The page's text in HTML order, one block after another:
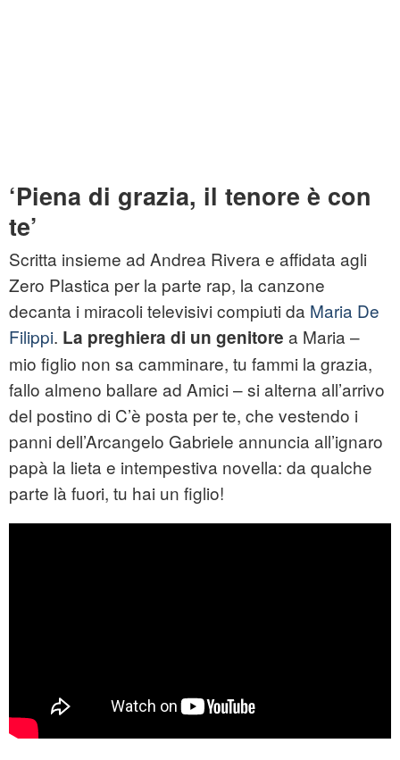
‘Piena di grazia, il tenore è con
te’
Scritta insieme ad Andrea Rivera e affidata agli
Zero Plastica per la parte rap, la canzone
decanta i miracoli televisivi compiuti da Maria De
Filippi. La preghiera di un genitore a Maria –
mio figlio non sa camminare, tu fammi la grazia,
fallo almeno ballare ad Amici – si alterna all’arrivo
del postino di C’è posta per te, che vestendo i
panni dell’Arcangelo Gabriele annuncia all’ignaro
papà la lieta e intempestiva novella: da qualche
parte là fuori, tu hai un figlio!